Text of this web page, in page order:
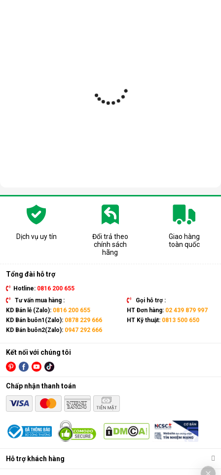
Dịch vụ uy tín
Đổi trả theo
chính sách
hãng
Giao hàng
toàn quốc
Tổng đài hỗ trợ
Hotline: 0816 200 655
Tư vấn mua hàng :
KD Bán lẻ (Zalo): 0816 200 655
KD Bán buôn1(Zalo): 0878 229 666
KD Bán buôn2(Zalo): 0947 292 666
Gọi hỗ trợ :
HT Đơn hàng: 02 439 879 997
HT Kỹ thuật: 0813 500 650
Hỗ trợ khách hàng
Kết nối với chúng tôi
Chấp nhận thanh toán